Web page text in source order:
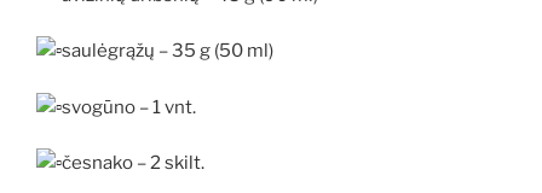
saulėgrąžų – 35 g (50 ml)
svogūno – 1 vnt.
česnako – 2 skilt.